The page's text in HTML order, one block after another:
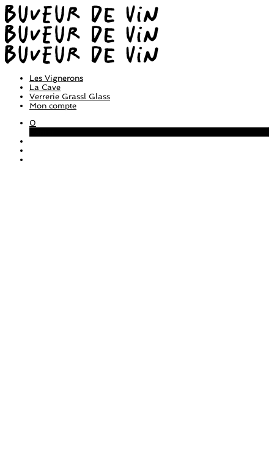
Les Vignerons
La Cave
Verrerie Grassl Glass
Mon compte
0